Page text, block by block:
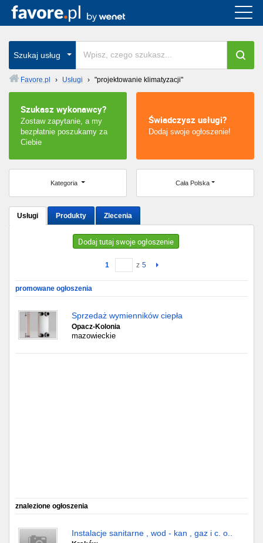
Szukaj usług
Favore.pl › Usługi › "projektowanie klimatyzacji"
Szukasz wykonawcy?
Zostaw zapytanie, a my
bezpłatnie poszukamy za
Ciebie
Świadczysz usługi?
Dodaj swoje ogłoszenie!
Kategoria Cała Polska
Usługi Produkty Zlecenia
Dodaj tutaj swoje ogłoszenie
1 z 5
promowane ogłoszenia
Sprzedaż wymienników ciepła
Opacz-Kolonia
mazowieckie
znalezione ogłoszenia
Instalacje sanitarne , wod - kan , gaz i c. o..
Cała Polska
wszystkie w całym kraju
Warszawa
Wrocław
Łódź
Gdańsk
Chorzów
Lublin
Kielce
Częstochowa